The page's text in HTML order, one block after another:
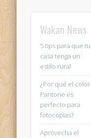
Wakan News
5 tips para que tu
casa tenga un
estilo rural
¿Por qué el color
Pantone es
perfecto para
fotocopias?
Aprovecha el